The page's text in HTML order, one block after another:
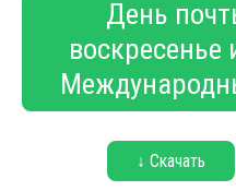
День
воскресенье
↓ Скачать